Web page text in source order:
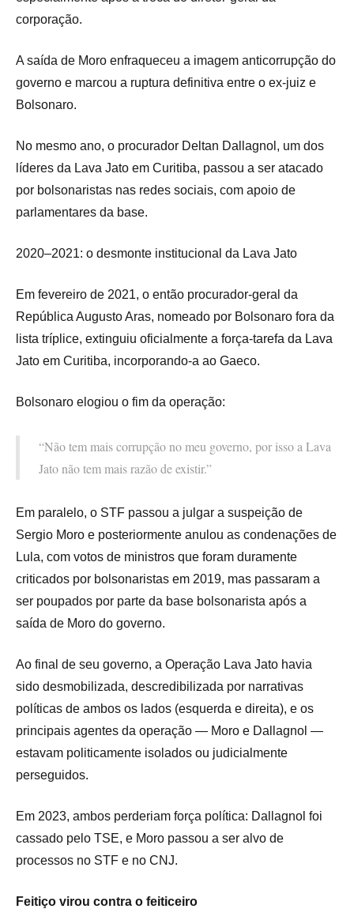
corporação.
A saída de Moro enfraqueceu a imagem anticorrupção do
governo e marcou a ruptura definitiva entre o ex-juiz e
Bolsonaro.
No mesmo ano, o procurador Deltan Dallagnol, um dos
líderes da Lava Jato em Curitiba, passou a ser atacado
por bolsonaristas nas redes sociais, com apoio de
parlamentares da base.
2020–2021: o desmonte institucional da Lava Jato
Em fevereiro de 2021, o então procurador-geral da
República Augusto Aras, nomeado por Bolsonaro fora da
lista tríplice, extinguiu oficialmente a força-tarefa da Lava
Jato em Curitiba, incorporando-a ao Gaeco.
Bolsonaro elogiou o fim da operação:
“Não tem mais corrupção no meu governo, por isso a Lava
Jato não tem mais razão de existir.”
Em paralelo, o STF passou a julgar a suspeição de
Sergio Moro e posteriormente anulou as condenações de
Lula, com votos de ministros que foram duramente
criticados por bolsonaristas em 2019, mas passaram a
ser poupados por parte da base bolsonarista após a
saída de Moro do governo.
Ao final de seu governo, a Operação Lava Jato havia
sido desmobilizada, descredibilizada por narrativas
políticas de ambos os lados (esquerda e direita), e os
principais agentes da operação — Moro e Dallagnol —
estavam politicamente isolados ou judicialmente
perseguidos.
Em 2023, ambos perderiam força política: Dallagnol foi
cassado pelo TSE, e Moro passou a ser alvo de
processos no STF e no CNJ.
Feitiço virou contra o feiticeiro